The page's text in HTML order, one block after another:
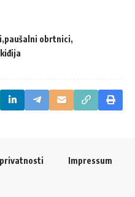
paušalni obrtnici
Impressum